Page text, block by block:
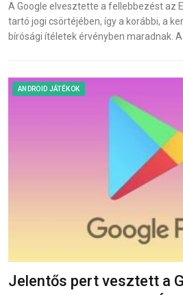
A Google elvesztette a fellebbezést az
tartó jogi csörtéjében, így a korábbi, a
bírósági ítéletek érvényben maradnak.
ANDROID JÁTÉKOK
Jelentős pert vesztett a